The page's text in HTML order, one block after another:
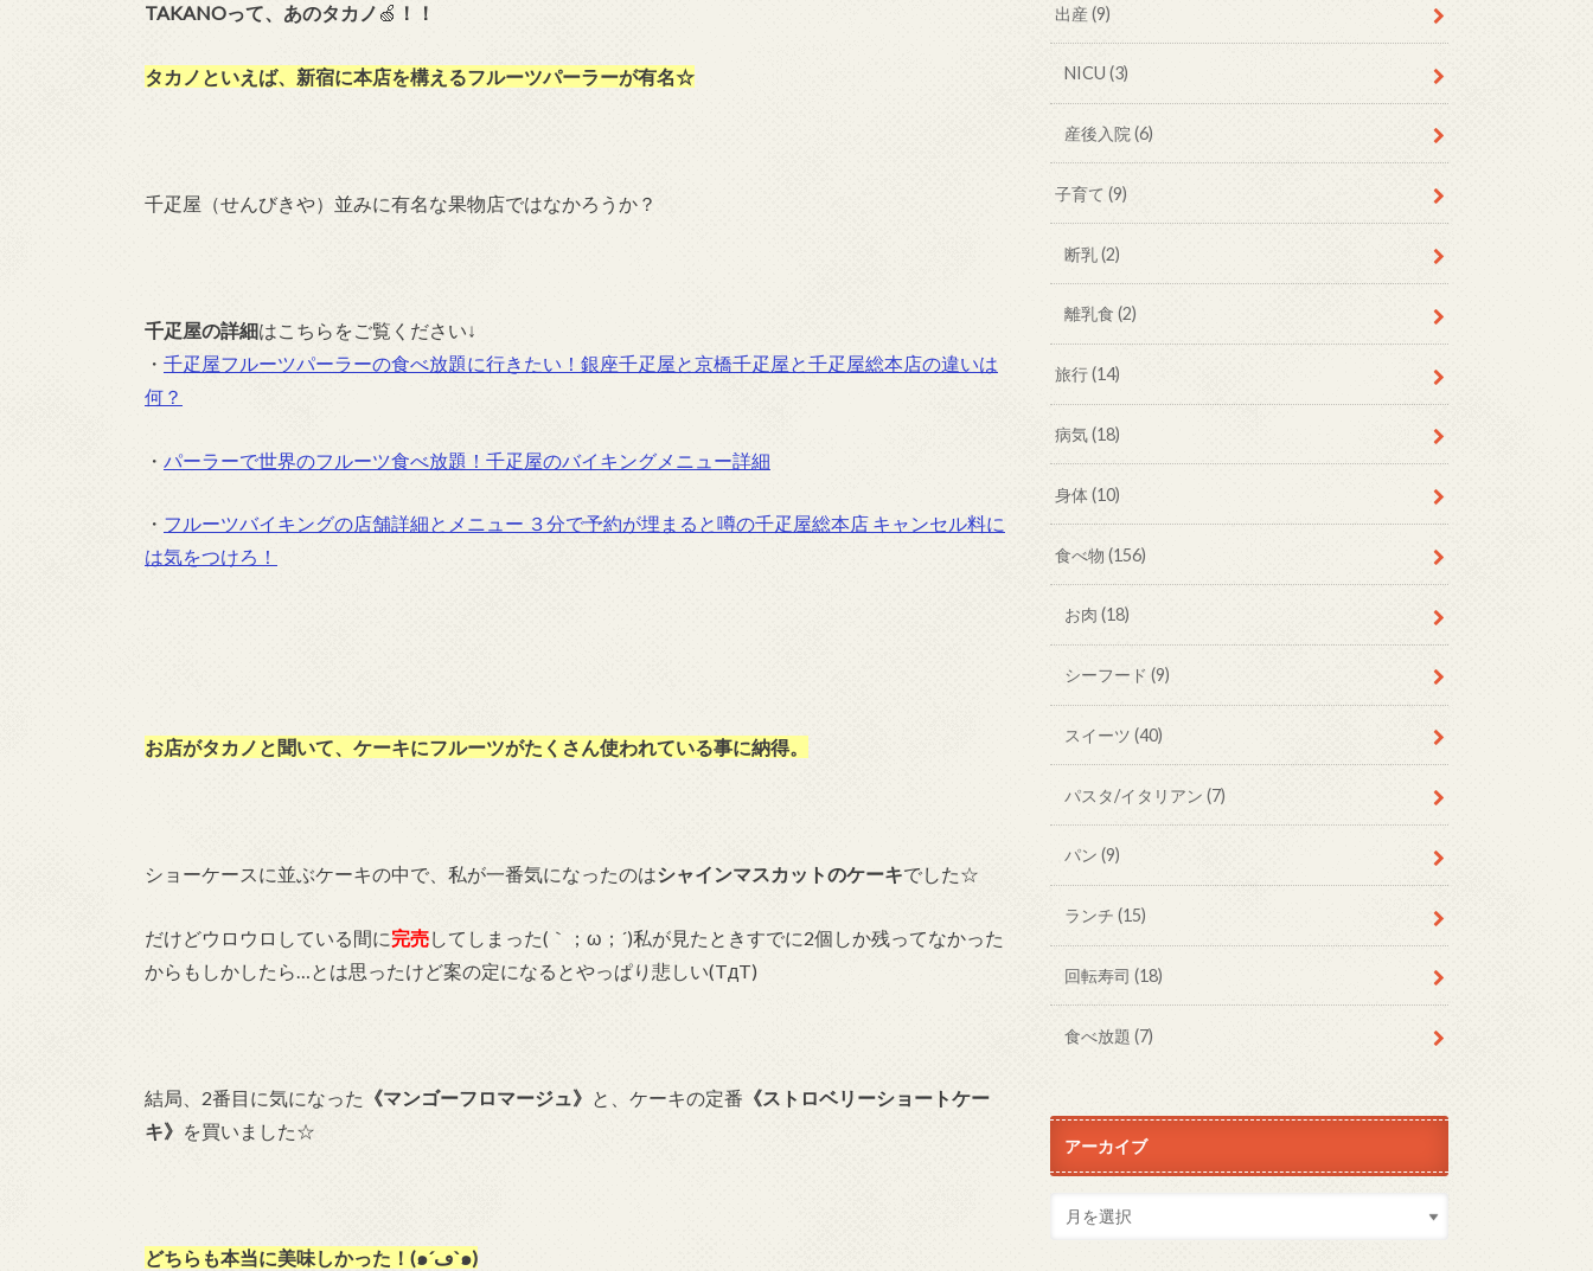
TAKANOって、あのタカノ 🍏 ！！
タカノといえば、新宿に本店を構えるフルーツパーラーが有名☆
千疋屋（せんびきや）並みに有名な果物店ではなかろうか？
千疋屋の詳細はこちらをご覧ください↓
・ 千疋屋フルーツパーラーの食べ放題に行きたい！銀座千疋屋と京橋千疋屋と千疋屋総本店の違いは
何？
・ パーラーで世界のフルーツ食べ放題！千疋屋のバイキングメニュー詳細
・ フルーツバイキングの店舗詳細とメニュー ３分で予約が埋まると噂の千疋屋総本店 キャンセル料に
は気をつけろ！
お店がタカノと聞いて、ケーキにフルーツがたくさん使われている事に納得。
ショーケースに並ぶケーキの中で、私が一番気になったのはシャインマスカットのケーキでした☆
だけどウロウロしている間に完売してしまった(｀；ω；´)私が見たときすでに2個しか残ってなかった
からもしかしたら…とは思ったけど案の定になるとやっぱり悲しい(TдT)
結局、2番目に気になった 《マンゴーフロマージュ》 と、ケーキの定番 《ストロベリーショートケー
キ》 を買いました☆
どちらも本当に美味しかった！(๑´ڡ`๑)
出産(9)
NICU (3)
産後入院 (6)
子育て(9)
断乳(2)
離乳食 (2)
旅行(14)
病気(18)
身体(10)
食べ物(156)
お肉 (18)
シーフード (9)
スイーツ (40)
パスタ/イタリアン (7)
パン (9)
ランチ (15)
回転寿司 (18)
食べ放題 (7)
アーカイブ